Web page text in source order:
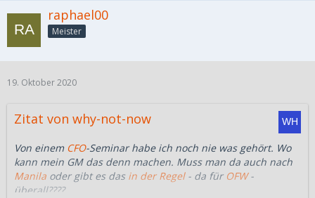
raphael00
Meister
19. Oktober 2020
Zitat von why-not-now
Von einem CFO-Seminar habe ich noch nie was gehört. Wo
kann mein GM das denn machen. Muss man da auch nach
Manila oder gibt es das in der Regel- da für OFW-
überall????